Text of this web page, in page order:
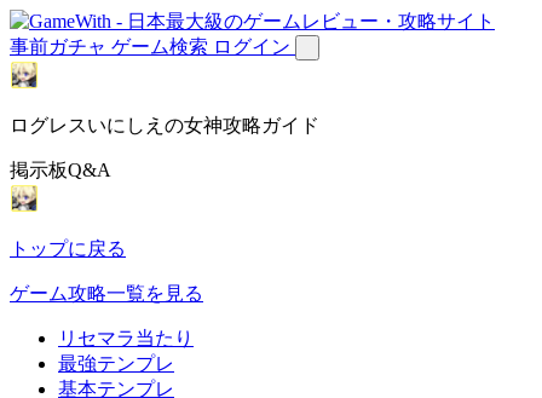
事前ガチャ ゲーム検索 ログイン
ログレスいにしえの女神攻略ガイド
掲示板Q&A
トップに戻る
ゲーム攻略一覧を見る
リセマラ当たり
最強テンプレ
基本テンプレ